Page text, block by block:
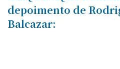
depoimento de
Balcazar: